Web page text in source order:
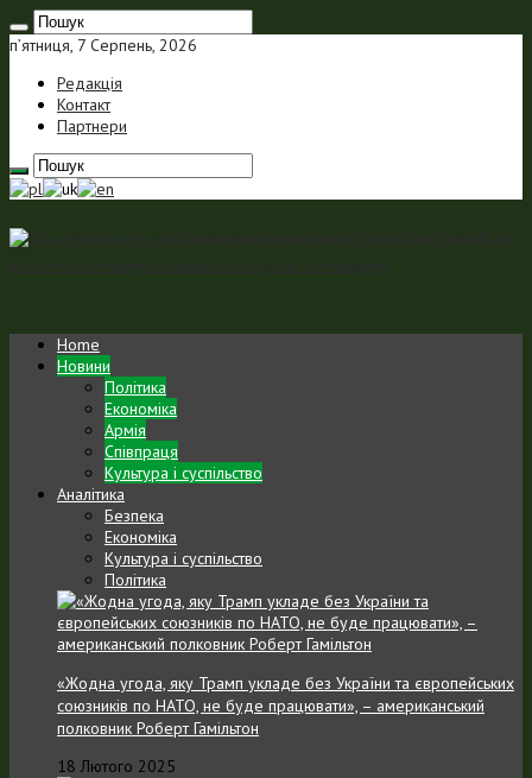
п’ятниця, 7 Серпень, 2026
Редакція
Контакт
Партнери
Home
Новини
Політика
Економіка
Армія
Співпраця
Культура і суспільство
Аналітика
Безпека
Економіка
Культура і суспільство
Політика
«Жодна угода, яку Трамп укладе без України та європейських
союзників по НАТО, не буде працювати», – американський
полковник Роберт Гамільтон
18 Лютого 2025